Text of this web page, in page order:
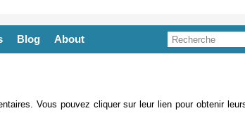
Blog About
Vous pouvez cliquer sur leur lien pour obtenir